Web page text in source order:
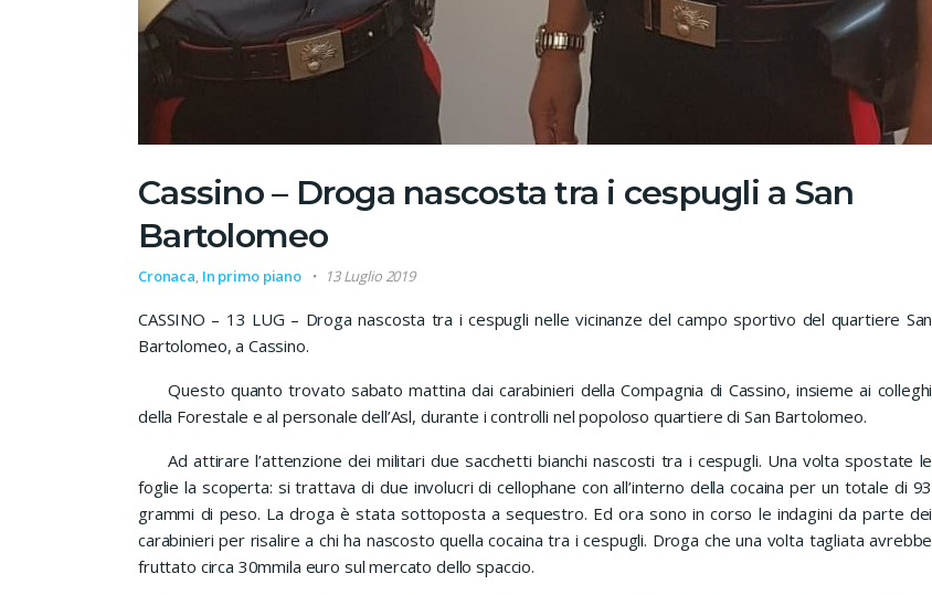
Cassino – Droga nascosta tra i cespugli a San
Bartolomeo
Cronaca, In primo piano 13 Luglio 2019
CASSINO – 13 LUG – Droga nascosta tra i cespugli nelle vicinanze del campo sportivo del quartiere San
Bartolomeo, a Cassino.
Questo quanto trovato sabato mattina dai carabinieri della Compagnia di Cassino, insieme ai colleghi
della Forestale e al personale dell’Asl, durante i controlli nel popoloso quartiere di San Bartolomeo.
Ad attirare l’attenzione dei militari due sacchetti bianchi nascosti tra i cespugli. Una volta spostate le
foglie la scoperta: si trattava di due involucri di cellophane con all’interno della cocaina per un totale di 93
grammi di peso. La droga è stata sottoposta a sequestro. Ed ora sono in corso le indagini da parte dei
carabinieri per risalire a chi ha nascosto quella cocaina tra i cespugli. Droga che una volta tagliata avrebbe
fruttato circa 30mmila euro sul mercato dello spaccio.